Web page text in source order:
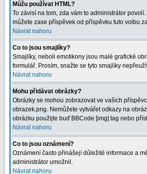
Můžu používat HTML?
To závisí na tom, zda vám to administrátor
můžete zase příspěvek od příspěvku tuto volbu
Návrat nahoru
Co to jsou smajlíky?
Smajlíky, neboli emotikony jsou malé grafické
formulář. Prosím, snažte se tyto smajlíky
Návrat nahoru
Mohu přidávat obrázky?
Obrázky se mohou zobrazovat ve vašich
obrazek.png. Nemůžete vytvářet odkazy na
obrázku použijte buď BBCode [img] tag nebo
Návrat nahoru
Co to jsou oznámení?
Oznámení často přinášejí důležité informace a
administrátor umožnil.
Návrat nahoru